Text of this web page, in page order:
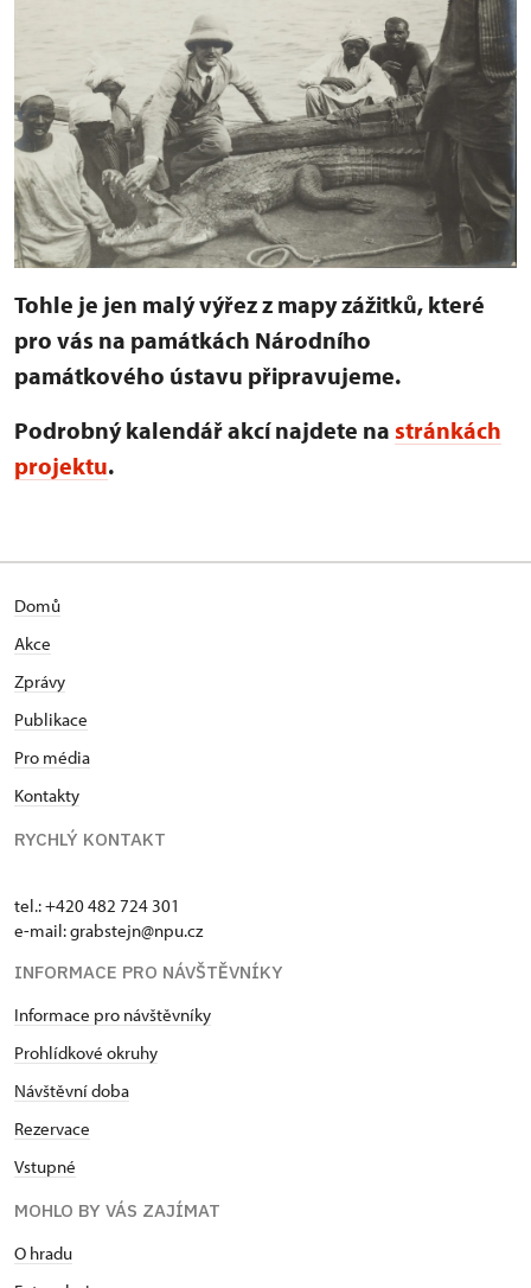
Tohle je jen malý výřez z mapy zážitků, které
pro vás na památkách Národního
památkového ústavu připravujeme.
Podrobný kalendář akcí najdete na stránkách
projektu.
Domů
Akce
Zprávy
Publikace
Pro média
Kontakty
RYCHLÝ KONTAKT
tel.: +420 482 724 301
e-mail: grabstejn@npu.cz
INFORMACE PRO NÁVŠTĚVNÍKY
Informace pro návštěvníky
Prohlídkové okruhy
Návštěvní doba
Rezervace
Vstupné
MOHLO BY VÁS ZAJÍMAT
O hradu